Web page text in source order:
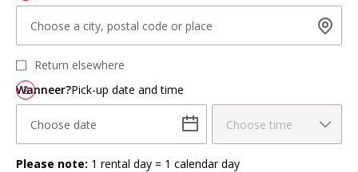
Choose a city, postal code or place
Return elsewhere
2
Wanneer?Pick-up date and time
Choose date Choose time
Please note: 1 rental day = 1 calendar day